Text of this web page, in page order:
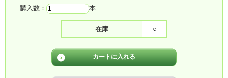
購入数： 本
在庫 ○